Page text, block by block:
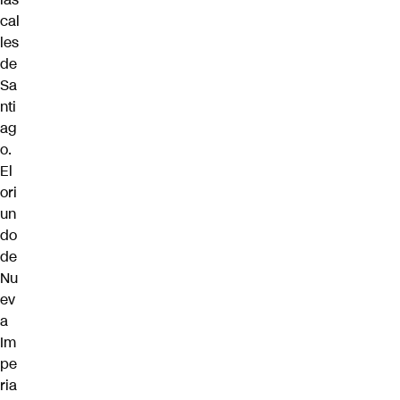
cal
les
de
Sa
nti
ag
o.
El
ori
un
do
de
Nu
ev
a
Im
pe
ria